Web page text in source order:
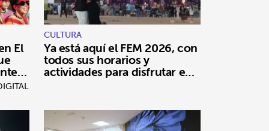
El
CULTURA
Ya está aquí el FEM 2026, con
todos sus horarios y
actividades para disfrutar en